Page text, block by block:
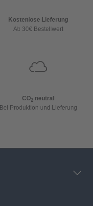
Kostenlose Lieferung
Ab 30€ Bestellwert
CO2 neutral
Bei Produktion und Lieferung